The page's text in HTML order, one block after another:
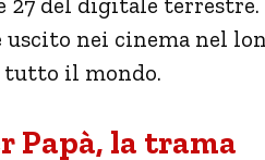
nei cinema nel
il mondo.
Papà, la trama